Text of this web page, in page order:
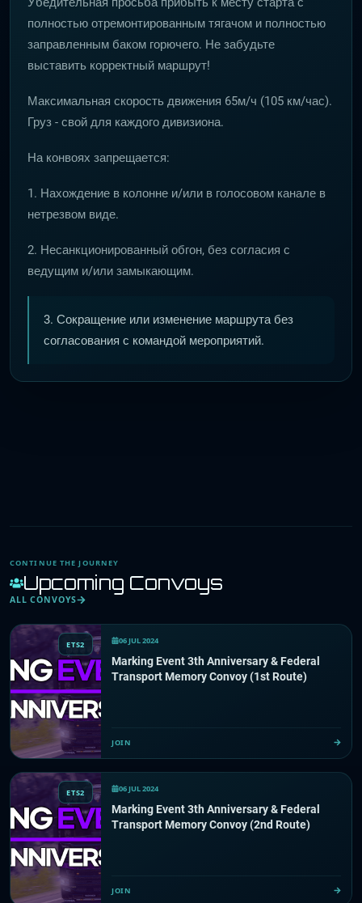
полностью отремонтированным тягачом и полностью
заправленным баком горючего. Не забудьте
выставить корректный маршрут!
Максимальная скорость движения 65м/ч (105 км/час).
Груз - свой для каждого дивизиона.
На конвоях запрещается:
1. Нахождение в колонне и/или в голосовом канале в
нетрезвом виде.
2. Несанкционированный обгон, без согласия с
ведущим и/или замыкающим.
3. Сокращение или изменение маршрута без
согласования с командой мероприятий.
CONTINUE THE JOURNEY
Upcoming Convoys
ALL CONVOYS
ETS2 06 JUL 2024
Marking Event 3th Anniversary & Federal
Transport Memory Convoy (1st Route)
JOIN
ETS2 06 JUL 2024
Marking Event 3th Anniversary & Federal
Transport Memory Convoy (2nd Route)
JOIN